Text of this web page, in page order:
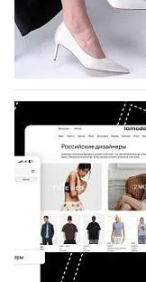
по 1 октября, уже
половину из них
коллекции
07.08.2026 539
BALLINA
Shoes
Компания
Co., Ltd.,
Гуанчжоу,
объединяющей